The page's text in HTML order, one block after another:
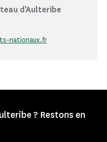
d'Aulteribe
nationaux.fr
? Restons en